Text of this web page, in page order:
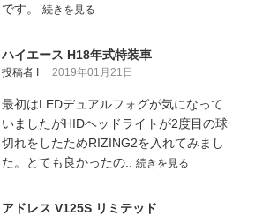
です。 続きを見る
ハイエース H18年式特装車
投稿者 I 2019年01月21日
最初はLEDデュアルフォグが気になって
いましたがHIDヘッドライトが2度目の球
切れをしたためRIZING2を入れてみまし
た。とても良かったの.. 続きを見る
アドレス V125S リミテッド